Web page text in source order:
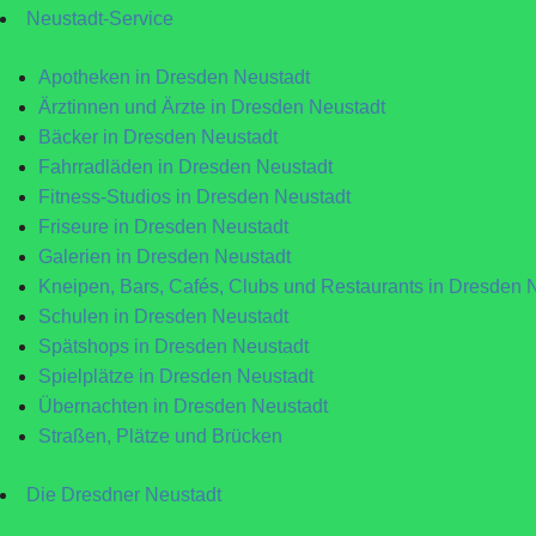
Neustadt-Service
Apotheken in Dresden Neustadt
Ärztinnen und Ärzte in Dresden Neustadt
Bäcker in Dresden Neustadt
Fahrradläden in Dresden Neustadt
Fitness-Studios in Dresden Neustadt
Friseure in Dresden Neustadt
Galerien in Dresden Neustadt
Kneipen, Bars, Cafés, Clubs und Restaurants in Dresden
Schulen in Dresden Neustadt
Spätshops in Dresden Neustadt
Spielplätze in Dresden Neustadt
Übernachten in Dresden Neustadt
Straßen, Plätze und Brücken
Die Dresdner Neustadt